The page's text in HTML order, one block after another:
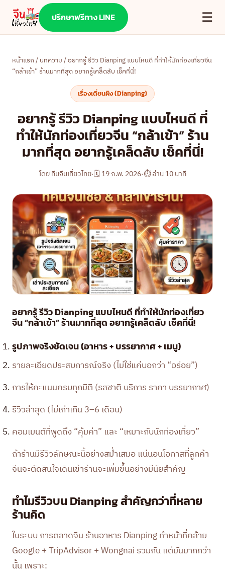
ปรึกษาฟรีทาง LINE ☰
หน้าแรก/บทความ/ อยากรู้ รีวิว Dianping แบบไหนดี ที่ทำให้นักท่องเที่ยวจีน
“กล้าเข้า” ร้านมากที่สุด อยากรู้เคล็ดลับ เช็คที่นี่!
เรื่องเตี่ยนผิง (Dianping)
อยากรู้ รีวิว Dianping แบบไหนดี ที่
ทำให้นักท่องเที่ยวจีน “กล้าเข้า” ร้าน
มากที่สุด อยากรู้เคล็ดลับ เช็คที่นี่!
โดย ทีมจีนเที่ยวไทย·🗓 19 ก.พ. 2026·⏱ อ่าน 10 นาที
อยากรู้ รีวิว Dianping แบบไหนดี ที่ทำให้นักท่องเที่ยว
จีน “กล้าเข้า” ร้านมากที่สุด อยากรู้เคล็ดลับ เช็คที่นี่!
รูปภาพจริงชัดเจน (อาหาร + บรรยากาศ + เมนู)
รายละเอียดประสบการณ์จริง (ไม่ใช่แค่บอกว่า “อร่อย”)
การให้คะแนนครบทุกมิติ (รสชาติ บริการ ราคา บรรยากาศ)
รีวิวล่าสุด (ไม่เก่าเกิน 3–6 เดือน)
คอมเมนต์ที่พูดถึง “คุ้มค่า” และ “เหมาะกับนักท่องเที่ยว”
ถ้าร้านมีรีวิวลักษณะนี้อย่างสม่ำเสมอ แน่นอนโอกาสที่ลูกค้า
จีนจะตัดสินใจเดินเข้าร้านจะเพิ่มขึ้นอย่างมีนัยสำคัญ
ทำไมรีวิวบน Dianping สำคัญกว่าที่หลาย
ร้านคิด
ในระบบ การตลาดจีน ร้านอาหาร Dianping ทำหน้าที่คล้าย
Google + TripAdvisor + Wongnai รวมกัน แต่มันมากกว่า
นั้น เพราะ: